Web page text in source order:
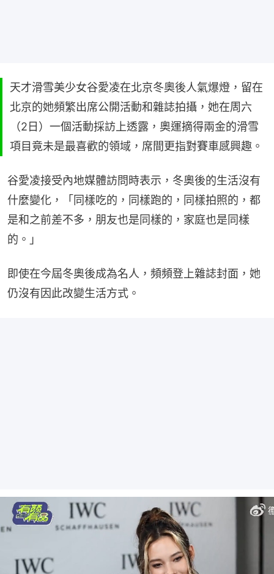
天才滑雪美少女谷愛凌在北京冬奧後人氣爆燈，留在
北京的她頻繁出席公開活動和雜誌拍攝，她在周六
（2日）一個活動採訪上透露，奧運摘得兩金的滑雪
項目竟未是最喜歡的領域，席間更指對賽車感興趣。
谷愛凌接受內地媒體訪問時表示，冬奧後的生活沒有
什麼變化，「同樣吃的，同樣跑的，同樣拍照的，都
是和之前差不多，朋友也是同樣的，家庭也是同樣
的。」
即使在今屆冬奧後成為名人，頻頻登上雜誌封面，她
仍沒有因此改變生活方式。